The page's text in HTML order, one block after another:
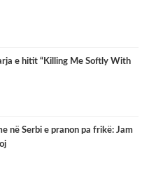
e hitit “Killing Me Softly With
në Serbi e pranon pa frikë: Jam